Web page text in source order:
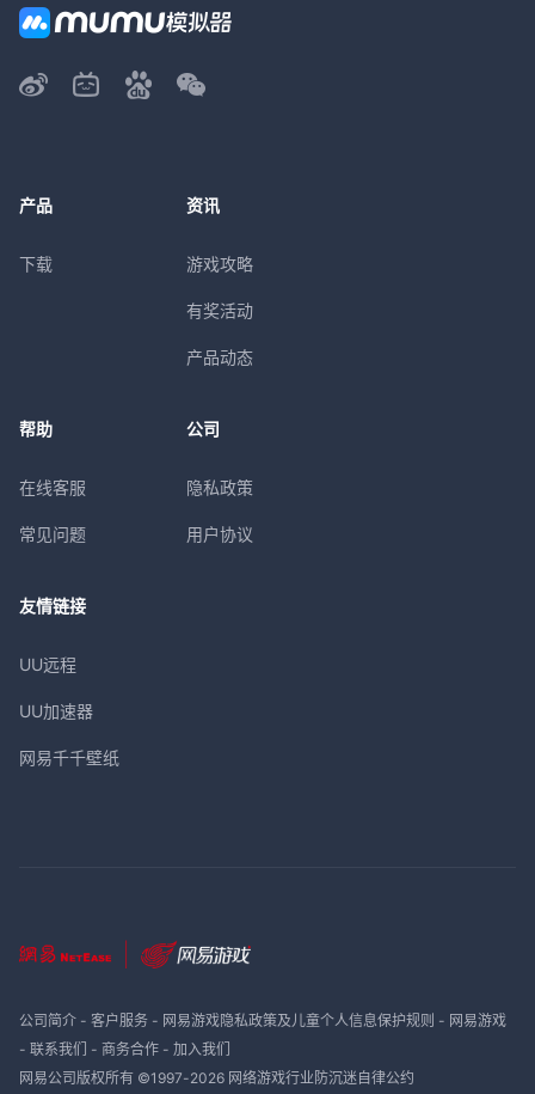
产品
下载
资讯
游戏攻略
有奖活动
产品动态
帮助
在线客服
常见问题
公司
隐私政策
用户协议
友情链接
UU远程
UU加速器
网易千千壁纸
公司简介- 客户服务- 网易游戏隐私政策及儿童个人信息保护规则 - 网易游戏
- 联系我们 - 商务合作- 加入我们
网易公司版权所有 ©1997-2026 网络游戏行业防沉迷自律公约